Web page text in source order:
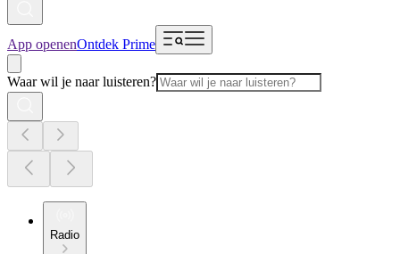
App openenOntdek Prime
Waar wil je naar luisteren?
Radio